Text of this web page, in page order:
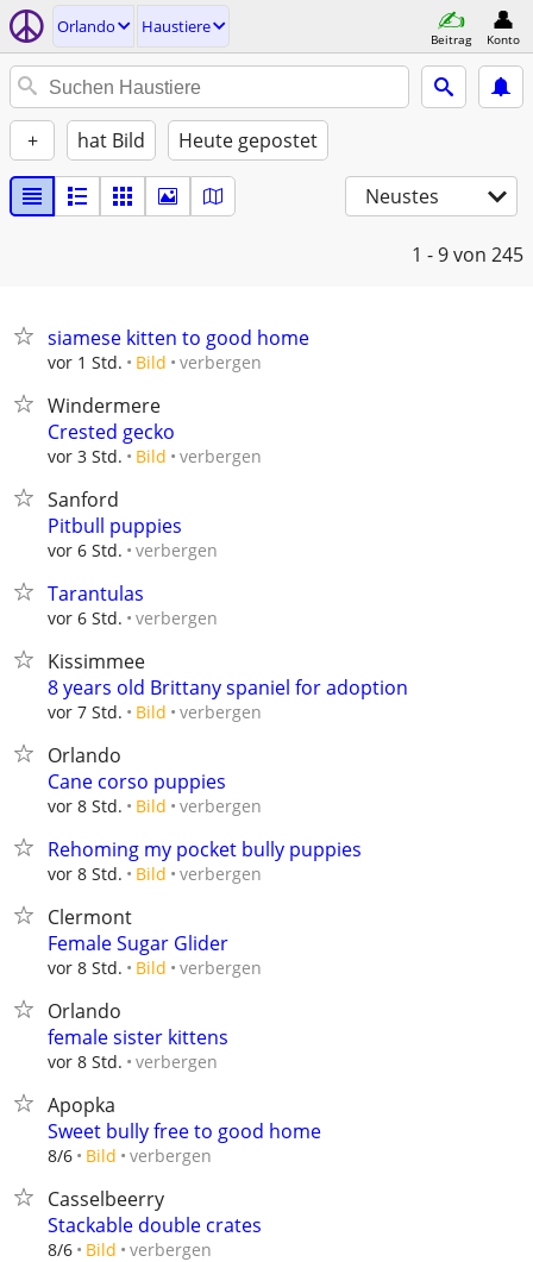
Orlando Haustiere
Beitrag Konto
+ hat Bild Heute gepostet
Neustes
1 - 9von 245
siamese kitten to good home
vor 1 Std. Bild verbergen
Windermere
Crested gecko
vor 3 Std. Bild verbergen
Sanford
Pitbull puppies
vor 6 Std. verbergen
Tarantulas
vor 6 Std. verbergen
Kissimmee
8 years old Brittany spaniel for adoption
vor 7 Std. Bild verbergen
Orlando
Cane corso puppies
vor 8 Std. Bild verbergen
Rehoming my pocket bully puppies
vor 8 Std. Bild verbergen
Clermont
Female Sugar Glider
vor 8 Std. Bild verbergen
Orlando
female sister kittens
vor 8 Std. verbergen
Apopka
Sweet bully free to good home
8/6 Bild verbergen
Casselbeerry
Stackable double crates
8/6 Bild verbergen